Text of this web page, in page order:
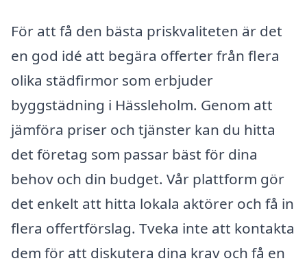
För att få den bästa priskvaliteten är det
en god idé att begära offerter från flera
olika städfirmor som erbjuder
byggstädning i Hässleholm. Genom att
jämföra priser och tjänster kan du hitta
det företag som passar bäst för dina
behov och din budget. Vår plattform gör
det enkelt att hitta lokala aktörer och få in
flera offertförslag. Tveka inte att kontakta
dem för att diskutera dina krav och få en